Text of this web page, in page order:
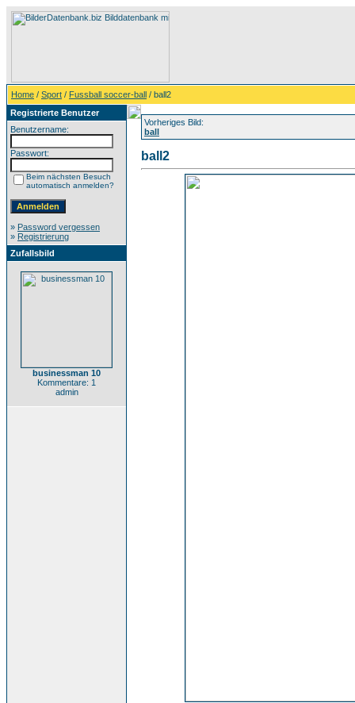
Home / Sport / Fussball soccer-ball / ball2
Registrierte Benutzer
Benutzername:
Passwort:
Beim nächsten Besuch
automatisch anmelden?
» Password vergessen
» Registrierung
Zufallsbild
businessman 10
Kommentare: 1
admin
Vorheriges Bild:
ball
ball2